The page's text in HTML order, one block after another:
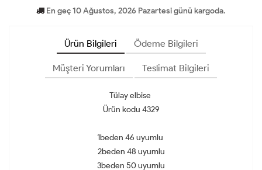
En geç 10 Ağustos, 2026 Pazartesi günü kargoda.
Ürün Bilgileri Ödeme Bilgileri
Müşteri Yorumları Teslimat Bilgileri
Tülay elbise
Ürün kodu 4329
1beden 46 uyumlu
2beden 48 uyumlu
3beden 50 uyumlu